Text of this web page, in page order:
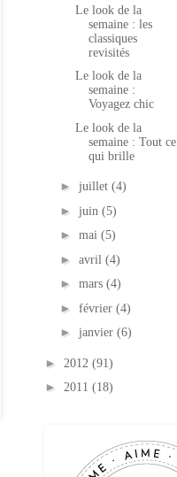
Le look de la
semaine : les
classiques
revisités
Le look de la
semaine :
Voyagez chic
Le look de la
semaine : Tout ce
qui brille
► juillet (4)
► juin (5)
► mai (5)
► avril (4)
► mars (4)
► février (4)
► janvier (6)
► 2012 (91)
► 2011 (18)